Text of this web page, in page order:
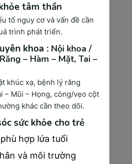
mẹ và bé. Và cuối cùng, nhớ
tắc dinh dưỡng để đảm bảo
và sự phát triển tối ưu của
đầu tiên.
tâm thần
tố nguy cơ và vấn đề cần
trình phát triển.
khoa : Nội khoa /
Răng – Hàm – Mặt, Tai –
khúc xạ, bệnh lý răng
– Mũi – Họng, còng/vẹo cột
khác cần theo dõi.
sức khỏe cho trẻ
hợp lứa tuổi
và môi trường